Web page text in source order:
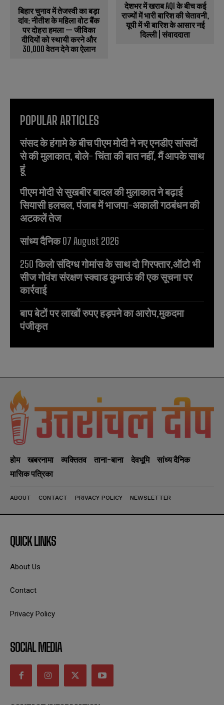
बिहार चुनाव में तेजस्वी का बड़ा
दांव: नीतीश के महिला वोट बैंक
पर दोहरा हमला — जीविका
दीदियों को स्थायी करने और
₹30,000 वेतन देने का ऐलान
देशभर में खराब AQI के बीच कई
राज्यों में भारी बारिश की चेतावनी,
यूपी में भी बारिश के आसार नई
दिल्ली | संवाददाता
POPULAR ARTICLES
संसद के हंगामे के बीच पीएम मोदी ने नए एनडीए सांसदों
से की मुलाकात, बोले- चिंता की बात नहीं, मैं आपके साथ
हूं
पीएम मोदी से सुखबीर बादल की मुलाकात ने बढ़ाई
सियासी हलचल, पंजाब में भाजपा-अकाली गठबंधन की
अटकलें तेज
सांध्य दैनिक 07 August 2026
250 किलो संदिग्ध गोमांस के साथ दो गिरफ्तार,ऑटो भी
सीज गोवंश संरक्षण स्क्वाड कुमाऊं की एक सूचना पर
कार्रवाई
बाप बेटों पर लाखों रुपए हड़पने का आरोप,मुकदमा
पंजीकृत
होम खबरनामा व्यक्तितव ताना-बाना देवभूमि
सांध्य दैनिक
मासिक पत्रिका
ABOUT CONTACT PRIVACY POLICY NEWSLETTER
QUICK LINKS
About Us
Contact
Privacy Policy
SOCIAL MEDIA